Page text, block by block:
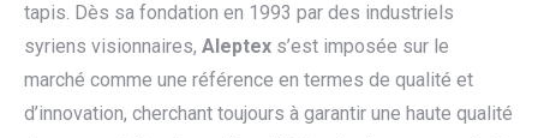
tapis. Dès sa fondation en 1993 par des industriels
syriens visionnaires, Aleptex s’est imposée sur le
marché comme une référence en termes de qualité et
d’innovation, cherchant toujours à garantir une haute qualité